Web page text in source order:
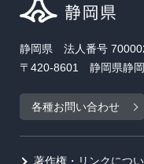
静岡県 法人番号
〒420-8601 静岡県静
各種お問い合わせ
著作権・リンクにつ